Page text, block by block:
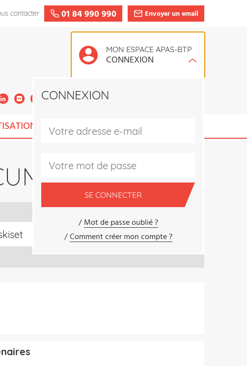
contacter 01 84 990 990 Envoyer un email
MON ESPACE APAS-BTP
CONNEXION
CONNEXION
SE CONNECTER
Mot de passe oublié ?
Comment créer mon compte ?
CRÉER UN COMPTE
ADHÉRENT